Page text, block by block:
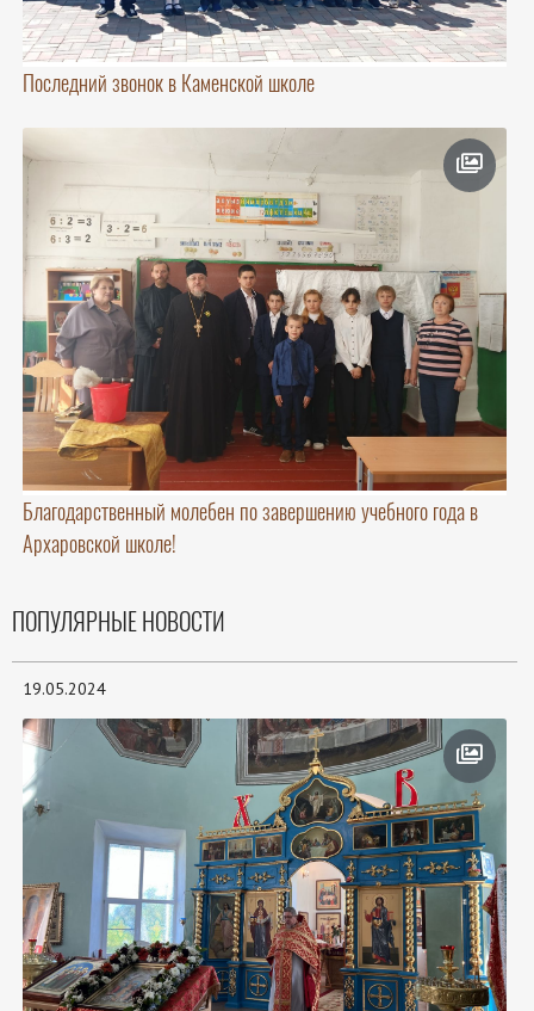
Последний звонок в Каменской школе
Благодарственный молебен по завершению учебного года в
Архаровской школе!
ПОПУЛЯРНЫЕ НОВОСТИ
19.05.2024